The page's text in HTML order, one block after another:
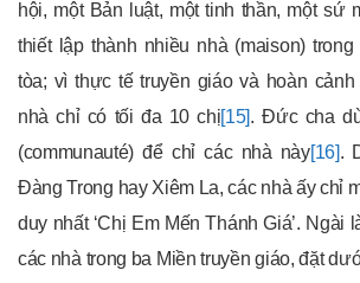
hội, một Bản luật, một tinh thần, một sứ
thiết lập thành nhiều nhà (maison)
tòa; vì thực tế truyền giáo và hoàn
nhà chỉ có tối đa 10 chị[15]. Đức cha
(communauté) để chỉ các nhà này[16].
Đàng Trong hay Xiêm La, các nhà ấy chỉ
duy nhất ‘Chị Em Mến Thánh Giá’. Ngài
các nhà trong ba Miền truyền giáo, đặt